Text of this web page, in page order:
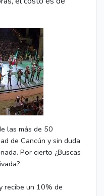
las más de 50
de Cancún y sin duda
Por cierto ¿Buscas
recibe un 10% de